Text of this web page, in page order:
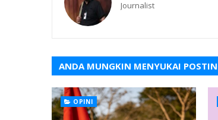
Journalist
ANDA MUNGKIN MENYUKAI
OPINI